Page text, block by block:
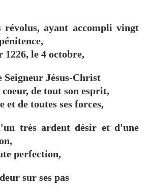
révolus, ayant accompli vingt
1226, le 4 octobre,
Jésus-Christ
de tout son esprit,
et de toutes ses forces,
très ardent désir et d'une
perfection,
sur ses pas